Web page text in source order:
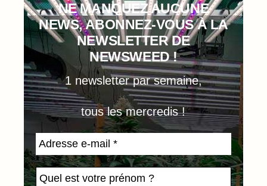
NE MANQUEZ AUCUNE
NEWS, ABONNEZ-VOUS À LA
NEWSLETTER DE
NEWSWEED !
1 newsletter par semaine,
tous les mercredis !